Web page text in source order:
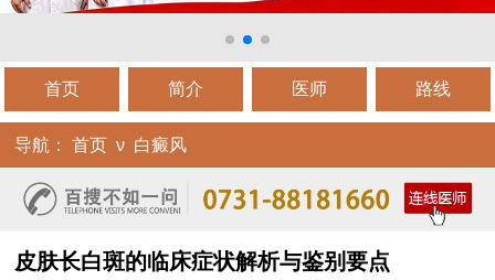
首页 简介 医师 路线
导航： 首页 ν 白癜风
皮肤长白斑的临床症状解析与鉴别要点